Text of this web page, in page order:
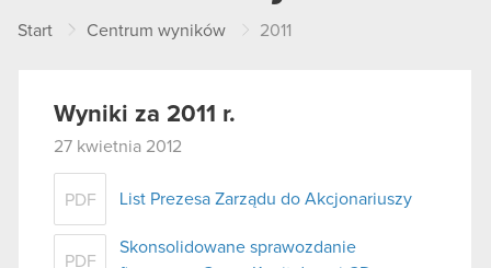
Start Centrum wyników 2011
Wyniki za 2011 r.
27 kwietnia 2012
PDF List Prezesa Zarządu do Akcjonariuszy
PDF
Skonsolidowane sprawozdanie